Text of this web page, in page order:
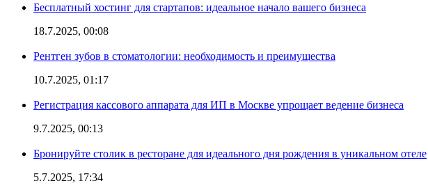
Бесплатный хостинг для стартапов: идеальное начало вашего бизнеса
18.7.2025, 00:08
Рентген зубов в стоматологии: необходимость и преимущества
10.7.2025, 01:17
Регистрация кассового аппарата для ИП в Москве упрощает ведение бизнеса
9.7.2025, 00:13
Бронируйте столик в ресторане для идеального дня рождения в уникальном отеле
5.7.2025, 17:34